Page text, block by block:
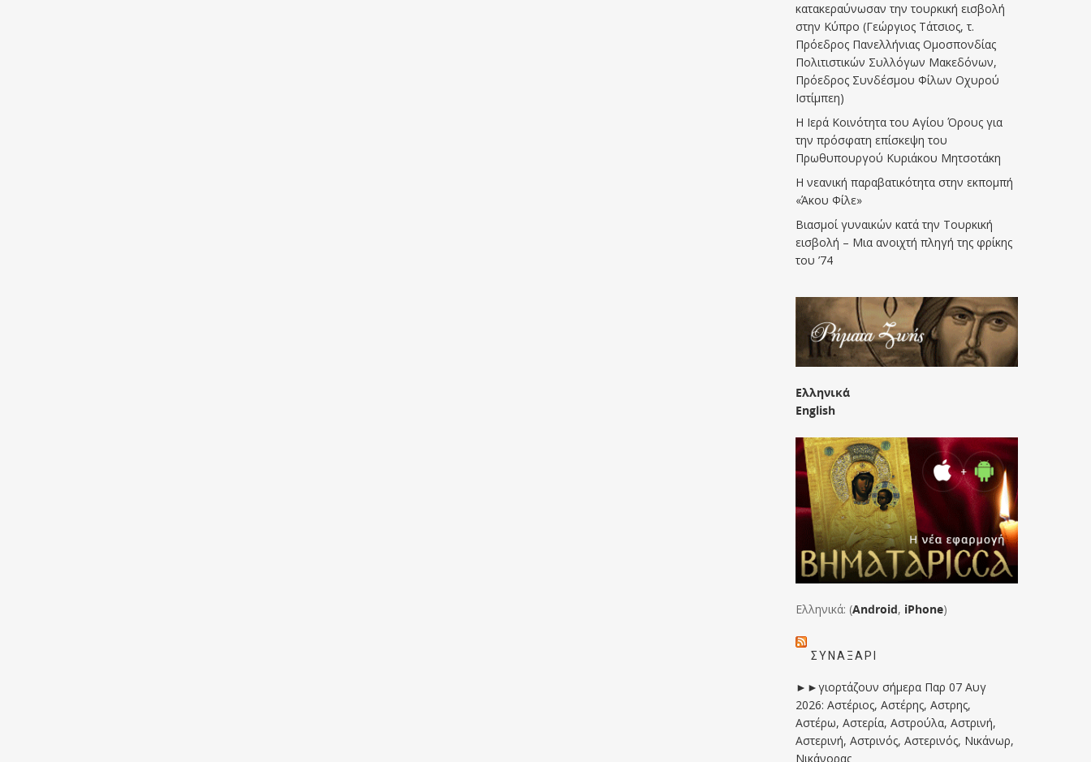
κατακεραύνωσαν την τουρκική εισβολή
στην Κύπρο (Γεώργιος Τάτσιος, τ.
Πρόεδρος Πανελλήνιας Ομοσπονδίας
Πολιτιστικών Συλλόγων Μακεδόνων,
Πρόεδρος Συνδέσμου Φίλων Οχυρού
Ιστίμπεη)
Η Ιερά Κοινότητα του Αγίου Όρους για
την πρόσφατη επίσκεψη του
Πρωθυπουργού Κυριάκου Μητσοτάκη
Η νεανική παραβατικότητα στην εκπομπή
«Άκου Φίλε»
Βιασμοί γυναικών κατά την Τουρκική
εισβολή – Μια ανοιχτή πληγή της φρίκης
του ’74
Ελληνικά
English
Ελληνικά: (Android, iPhone)
ΣΥΝΑΞΆΡΙ
►►γιορτάζουν σήμερα Παρ 07 Αυγ
2026: Αστέριος, Αστέρης, Αστρης,
Αστέρω, Αστερία, Αστρούλα, Αστρινή,
Αστερινή, Αστρινός, Αστερινός, Νικάνωρ,
Νικάνορας